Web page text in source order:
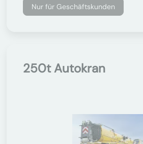
Nur für Geschäftskunden
250t Autokran